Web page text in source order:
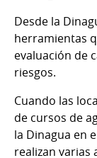
Desde la
herramientas
evaluación de
riesgos.
Cuando las
de cursos de
la Dinagua en
realizan varias